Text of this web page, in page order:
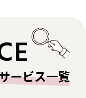
ービス一覧